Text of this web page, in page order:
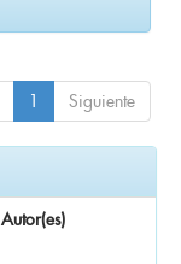
1 Siguiente
Autor(es)